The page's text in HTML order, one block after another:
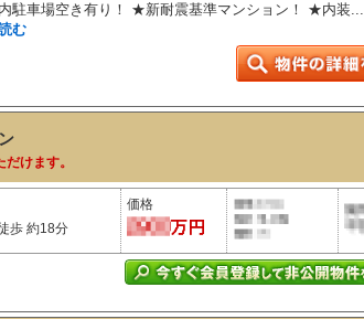
内駐車場空き有り！ ★新耐震基準マンション！ ★内装...
む
けます。
歩 約18分
価格